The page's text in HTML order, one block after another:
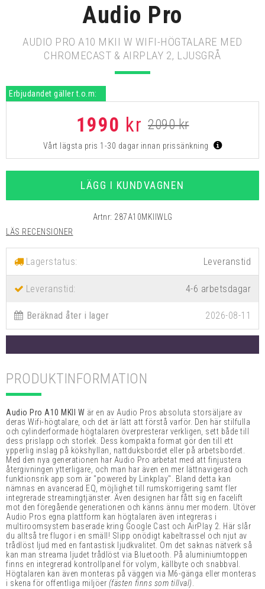
Audio Pro
AUDIO PRO A10 MKII W WIFI-HÖGTALARE MED
CHROMECAST & AIRPLAY 2, LJUSGRÅ
Erbjudandet gäller t.o.m:
1990 kr 2090 kr
Vårt lägsta pris 1-30 dagar innan prissänkning
LÄGG I KUNDVAGNEN
Artnr: 287A10MKIIWLG
LÄS RECENSIONER
Lagerstatus:
Leveranstid: 4-6 arbetsdagar
Beräknad åter i lager 2026-08-11
PRODUKTINFORMATION
Audio Pro A10 MKII W är en av Audio Pros absoluta storsäljare av
deras Wifi-högtalare, och det är lätt att förstå varför. Den här stilfulla
och cylinderformade högtalaren överpresterar verkligen, sett både till
dess prislapp och storlek. Dess kompakta format gör den till ett
ypperlig inslag på kökshyllan, nattduksbordet eller på arbetsbordet.
Med den nya generationen har Audio Pro arbetat med att finjustera
återgivningen ytterligare, och man har även en mer lättnavigerad och
funktionsrik app som är "powered by Linkplay". Bland detta kan
nämnas en avancerad EQ, möjlighet till rumskorrigering samt fler
integrerade streamingtjänster. Även designen har fått sig en facelift
mot den föregående generationen och känns ännu mer modern. Utöver
Audio Pros egna plattform kan högtalaren även integreras i
multiroomsystem baserade kring Google Cast och AirPlay 2. Här slår
du alltså tre flugor i en smäll! Slipp onödigt kabeltrassel och njut av
trådlöst ljud med en fantastisk ljudkvalitet. Om det saknas nätverk så
kan man streama ljudet trådlöst via Bluetooth. På aluminiumtoppen
finns en integrerad kontrollpanel för volym, källbyte och snabbval.
Högtalaren kan även monteras på väggen via M6-gänga eller monteras
i skena för offentliga miljöer (fästen finns som tillval).